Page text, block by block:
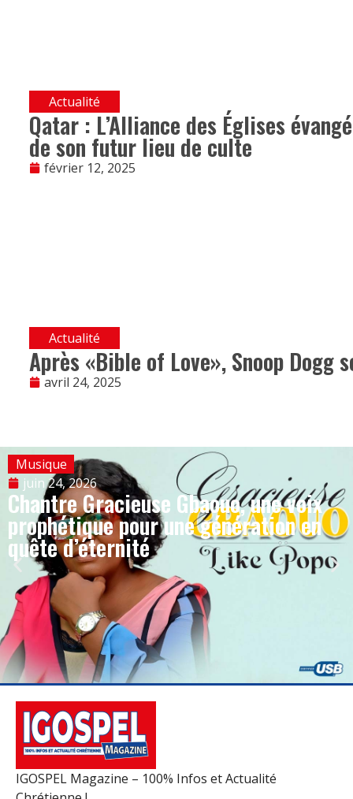
Actualité
Qatar : L’Alliance des Églises
de son futur lieu de culte
février 12, 2025
Actualité
Après «Bible of Love», Snoop Dogg
avril 24, 2025
Musique
juin 24, 2026
Chantre Gracieuse Gbaouo, une voix
prophétique pour une génération en
quête d’éternité
IGOSPEL Magazine – 100% Infos et Actualité